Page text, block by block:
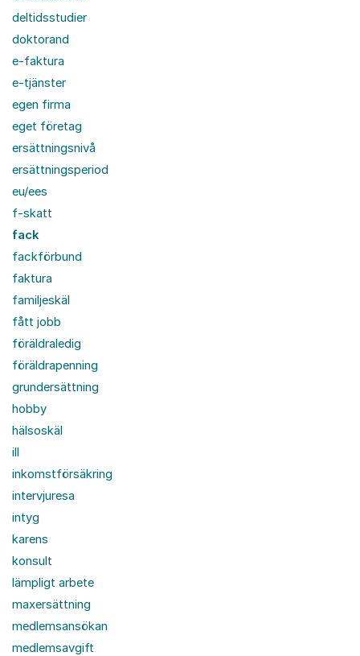
deltidsstudier
doktorand
e-faktura
e-tjänster
egen firma
eget företag
ersättningsnivå
ersättningsperiod
eu/ees
f-skatt
fack
fackförbund
faktura
familjeskäl
fått jobb
föräldraledig
föräldrapenning
grundersättning
hobby
hälsoskäl
ill
inkomstförsäkring
intervjuresa
intyg
karens
konsult
lämpligt arbete
maxersättning
medlemsansökan
medlemsavgift